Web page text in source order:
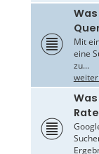
Mit
eine
zu...